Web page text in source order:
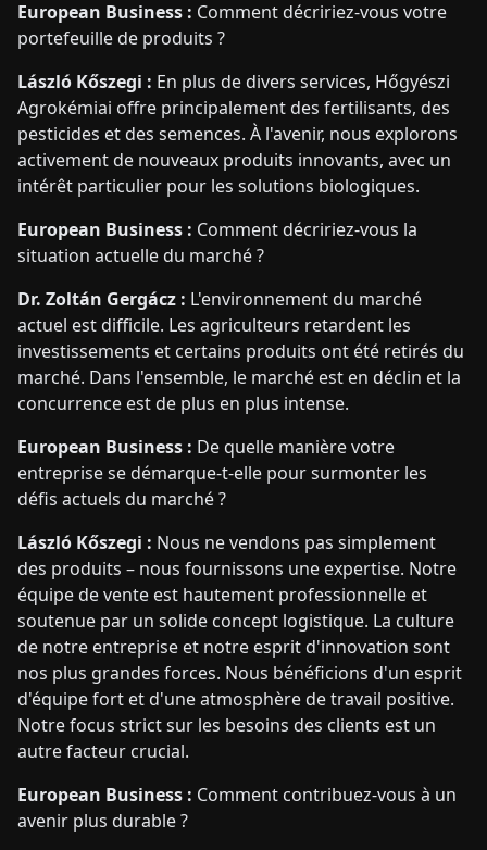
European Business : Comment décririez-vous votre
portefeuille de produits ?
László Kőszegi : En plus de divers services, Hőgyészi
Agrokémiai offre principalement des fertilisants, des
pesticides et des semences. À l'avenir, nous explorons
activement de nouveaux produits innovants, avec un
intérêt particulier pour les solutions biologiques.
European Business : Comment décririez-vous la
situation actuelle du marché ?
Dr. Zoltán Gergácz : L'environnement du marché
actuel est difficile. Les agriculteurs retardent les
investissements et certains produits ont été retirés du
marché. Dans l'ensemble, le marché est en déclin et la
concurrence est de plus en plus intense.
European Business : De quelle manière votre
entreprise se démarque-t-elle pour surmonter les
défis actuels du marché ?
László Kőszegi : Nous ne vendons pas simplement
des produits – nous fournissons une expertise. Notre
équipe de vente est hautement professionnelle et
soutenue par un solide concept logistique. La culture
de notre entreprise et notre esprit d'innovation sont
nos plus grandes forces. Nous bénéficions d'un esprit
d'équipe fort et d'une atmosphère de travail positive.
Notre focus strict sur les besoins des clients est un
autre facteur crucial.
European Business : Comment contribuez-vous à un
avenir plus durable ?